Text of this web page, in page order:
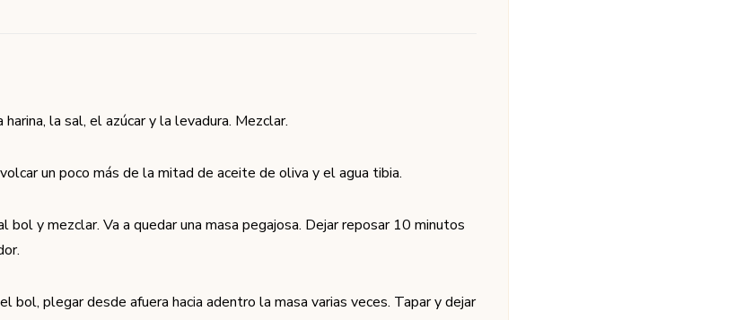
harina, la sal, el azúcar y la levadura. Mezclar.
un poco más de la mitad de aceite de oliva y el agua tibia.
bol y mezclar. Va a quedar una masa pegajosa. Dejar reposar 10 minutos
bol, plegar desde afuera hacia adentro la masa varias veces. Tapar y dejar